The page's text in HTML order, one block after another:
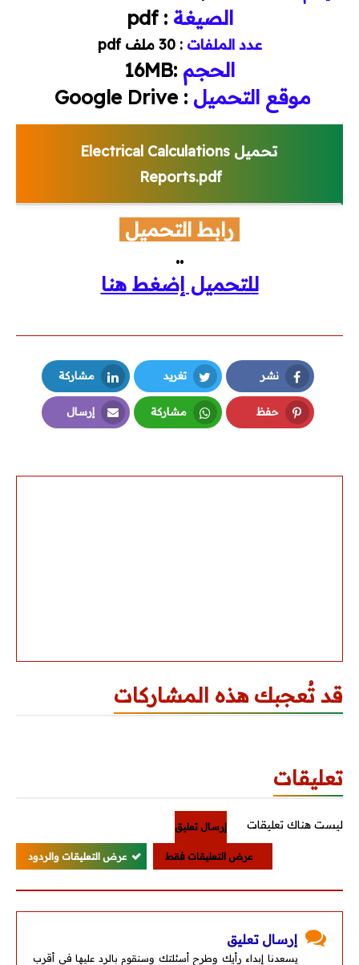
أكواد الحريق
أكواد هندسة مدنية
مشاريع تخرج
كتالوجات وأسعار
كتالوجات
لستة أسعار
الصيغة : pdf
عدد الملفات: 30 ملف pdf
الحجم :16MB
موقع التحميل : Google Drive
تحميلElectrical Calculations
Reports.pdf
رابط التحميل
..
للتحميل إضغط هنا
نشر
Facebook
تغريد
Twitter
مشاركة
LinkedIn
حفظ مشاركة إرسال
قد تُعجبك هذه المشاركات
تعليقات
ليست هناك تعليقات إرسال تعليق
عرض التعليقات فقط عرض التعليقات والردود
إرسال تعليق
يسعدنا إبداء رأيك وطرح أسئلتك وسنقوم بالرد عليها فى أقرب